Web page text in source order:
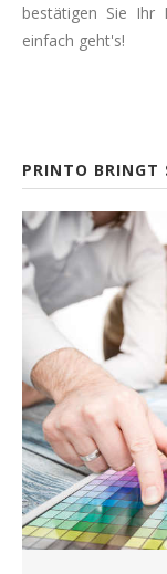
bestätigen Sie Ihr
einfach geht's!
PRINTO BRINGT